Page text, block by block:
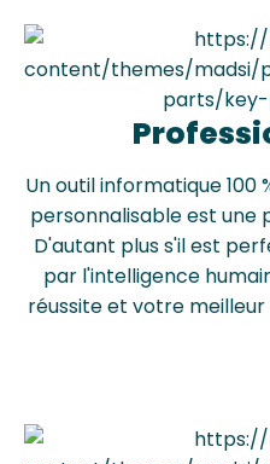
Un outil informatique
personnalisable est une
D'autant plus s'il est
par l'intelligence
réussite et votre